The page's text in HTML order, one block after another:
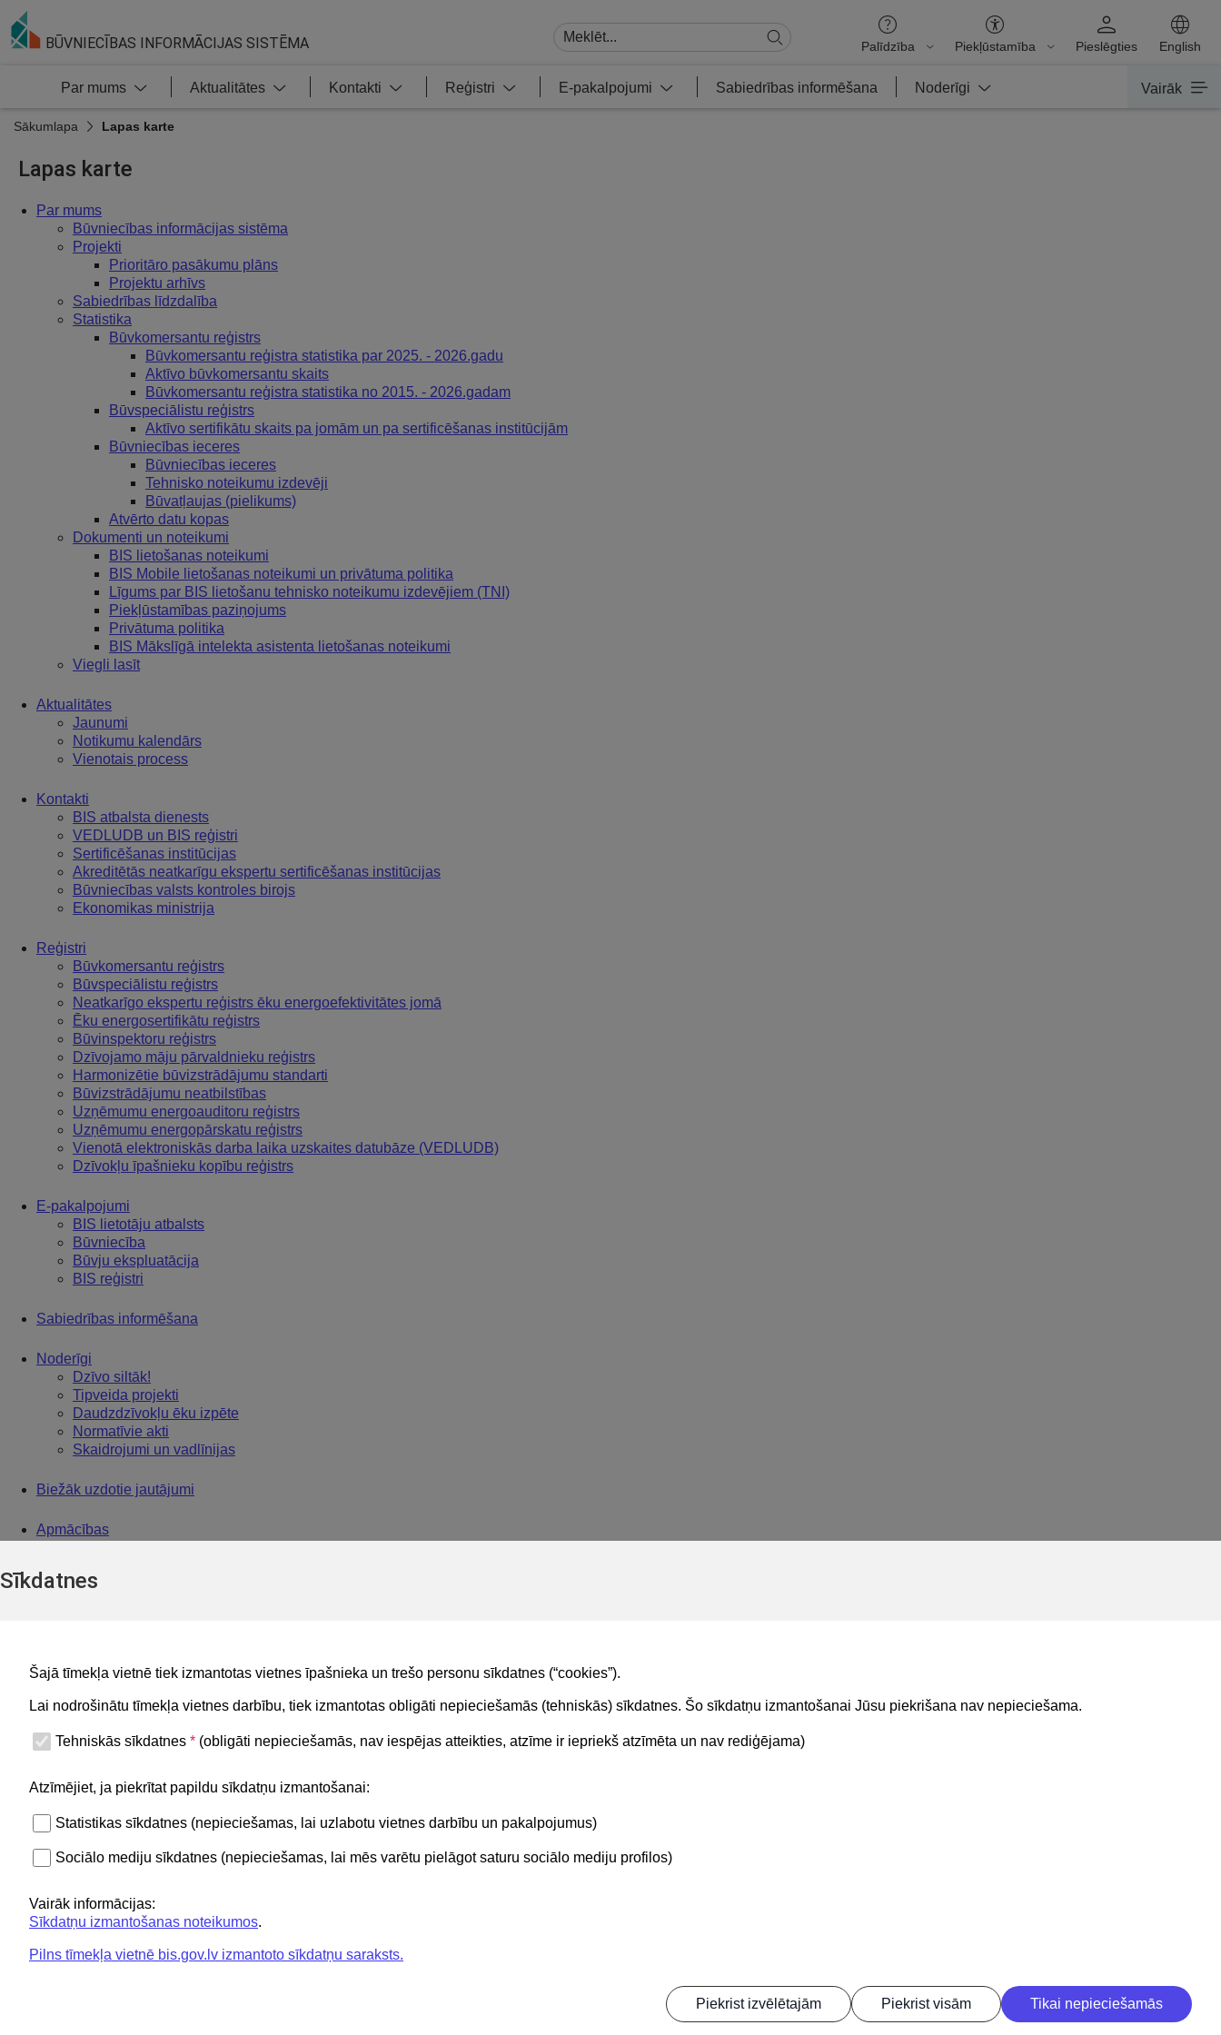
Sīkdatnes
Šajā tīmekļa vietnē tiek izmantotas vietnes īpašnieka un trešo personu sīkdatnes (“cookies”).
Lai nodrošinātu tīmekļa vietnes darbību, tiek izmantotas obligāti nepieciešamās (tehniskās) sīkdatnes. Šo sīkdatņu izmantošanai Jūsu piekrišana nav nepieciešama.
Tehniskās sīkdatnes * (obligāti nepieciešamās, nav iespējas atteikties, atzīme ir iepriekš atzīmēta un nav rediģējama)
Atzīmējiet, ja piekrītat papildu sīkdatņu izmantošanai:
Statistikas sīkdatnes (nepieciešamas, lai uzlabotu vietnes darbību un pakalpojumus)
Sociālo mediju sīkdatnes (nepieciešamas, lai mēs varētu pielāgot saturu sociālo mediju profilos)
Vairāk informācijas:
Sīkdatņu izmantošanas noteikumos.
Pilns tīmekļa vietnē bis.gov.lv izmantoto sīkdatņu saraksts.
Piekrist izvēlētajām Piekrist visām Tikai nepieciešamās
BŪVNIECĪBAS INFORMĀCIJAS SISTĒMA Palīdzība Piekļūstamība Pieslēgties English
Par mums Aktualitātes Kontakti Reģistri E-pakalpojumi Sabiedrības informēšana Noderīgi Vairāk
Sākumlapa Lapas karte
Lapas karte
Par mums
Būvniecības informācijas sistēma
Projekti
Prioritāro pasākumu plāns
Projektu arhīvs
Sabiedrības līdzdalība
Statistika
Būvkomersantu reģistrs
Būvkomersantu reģistra statistika par 2025. - 2026.gadu
Aktīvo būvkomersantu skaits
Būvkomersantu reģistra statistika no 2015. - 2026.gadam
Būvspeciālistu reģistrs
Aktīvo sertifikātu skaits pa jomām un pa sertificēšanas institūcijām
Būvniecības ieceres
Būvniecības ieceres
Tehnisko noteikumu izdevēji
Būvatļaujas (pielikums)
Atvērto datu kopas
Dokumenti un noteikumi
BIS lietošanas noteikumi
BIS Mobile lietošanas noteikumi un privātuma politika
Līgums par BIS lietošanu tehnisko noteikumu izdevējiem (TNI)
Piekļūstamības paziņojums
Privātuma politika
BIS Mākslīgā intelekta asistenta lietošanas noteikumi
Viegli lasīt
Aktualitātes
Jaunumi
Notikumu kalendārs
Vienotais process
Kontakti
BIS atbalsta dienests
VEDLUDB un BIS reģistri
Sertificēšanas institūcijas
Akreditētās neatkarīgu ekspertu sertificēšanas institūcijas
Būvniecības valsts kontroles birojs
Ekonomikas ministrija
Reģistri
Būvkomersantu reģistrs
Būvspeciālistu reģistrs
Neatkarīgo ekspertu reģistrs ēku energoefektivitātes jomā
Ēku energosertifikātu reģistrs
Būvinspektoru reģistrs
Dzīvojamo māju pārvaldnieku reģistrs
Harmonizētie būvizstrādājumu standarti
Būvizstrādājumu neatbilstības
Uzņēmumu energoauditoru reģistrs
Uzņēmumu energopārskatu reģistrs
Vienotā elektroniskās darba laika uzskaites datubāze (VEDLUDB)
Dzīvokļu īpašnieku kopību reģistrs
E-pakalpojumi
BIS lietotāju atbalsts
Būvniecība
Būvju ekspluatācija
BIS reģistri
Sabiedrības informēšana
Noderīgi
Dzīvo siltāk!
Tipveida projekti
Daudzdzīvokļu ēku izpēte
Normatīvie akti
Skaidrojumi un vadlīnijas
Biežāk uzdotie jautājumi
Apmācības
BIS rokasgrāmata
Vērtīgi zināt!
BIS video instrukcijas
For non-residents
Noderīgi
Lapas karte
Kontakti
+371 62004010